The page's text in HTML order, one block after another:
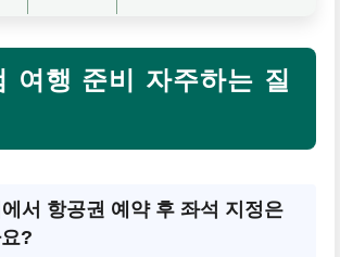
여행 준비 자주하는 질
서 항공권 예약 후 좌석 지정은
?